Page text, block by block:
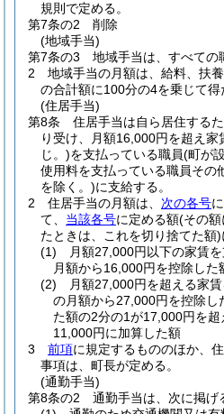
規則で定める。
第7条の2
削除
(地域手当)
第7条の3
地域手当は、すべての
2
地域手当の月額は、給料、扶
の合計額に100分の4を乗じて得
(住居手当)
第8条
住居手当は自ら居住する
り受け、月額16,000円を超え家
じ。)を支払っている職員(町が
使用料を支払っている職員その
を除く。)に支給する。
2
住居手当の月額は、 次の各号
て、 当該各号に定める額(その額
たときは、これを切り捨てた額)
(1)
月額27,000円以下の家賃
月額から16,000円を控除した
(2)
月額27,000円を超える家
の月額から27,000円を控除し
た額の2分の1が17,000円を
11,000円に加算した額
3
前項に規定するもののほか、
事項は、町長が定める。
(通勤手当)
第8条の2
通勤手当は、次に掲げ